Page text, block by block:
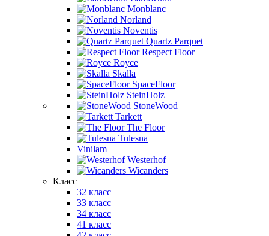
Monblanc
Norland
Noventis
Quartz Parquet
Respect Floor
Royce
Skalla
SpaceFloor
SteinHolz
StoneWood
Tarkett
The Floor
Tulesna
Vinilam
Westerhof
Wicanders
Класс
32 класс
33 класс
34 класс
41 класс